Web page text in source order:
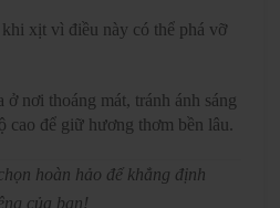
xịt vì điều này có thể phá vỡ
ở nơi thoáng mát, tránh ánh sáng
cao để giữ hương thơm bền lâu.
hoàn hảo để khẳng định
của bạn!